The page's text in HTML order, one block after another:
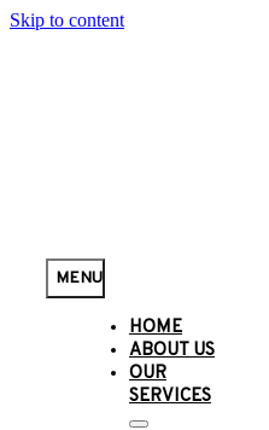
Skip to content
MENU
HOME
ABOUT US
OUR
SERVICES